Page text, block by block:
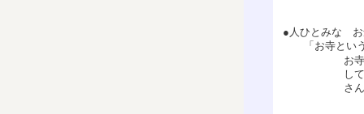
●人ひとみな お
「お寺という
お
し
さ